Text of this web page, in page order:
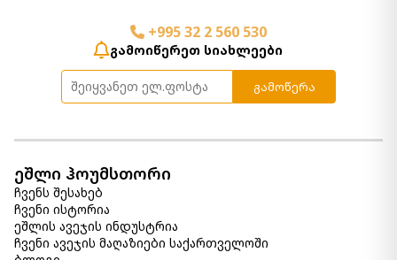
კალათაში დამატება
წიგნების თარო Forestmin
1 670.00 ₾
Item: A4000045
1 180.00 ₾
Item: A4000333
+995 32 2 560 530
გამოიწერეთ სიახლეები
გამოწერა
ეშლი ჰოუმსთორი
ჩვენს შესახებ
ჩვენი ისტორია
ეშლის ავეჯის ინდუსტრია
ჩვენი ავეჯის მაღაზიები საქართველოში